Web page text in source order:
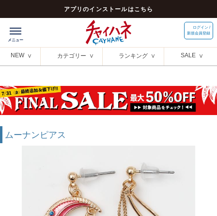
アプリのインストールはこちら
ログイン /
新規会員登録
NEW カテゴリー ランキング SALE
ムーナンピアス